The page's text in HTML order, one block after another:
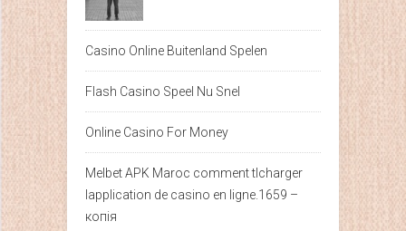
Casino Online Buitenland Spelen
Flash Casino Speel Nu Snel
Online Casino For Money
Melbet APK Maroc comment tlcharger
lapplication de casino en ligne.1659 –
копія